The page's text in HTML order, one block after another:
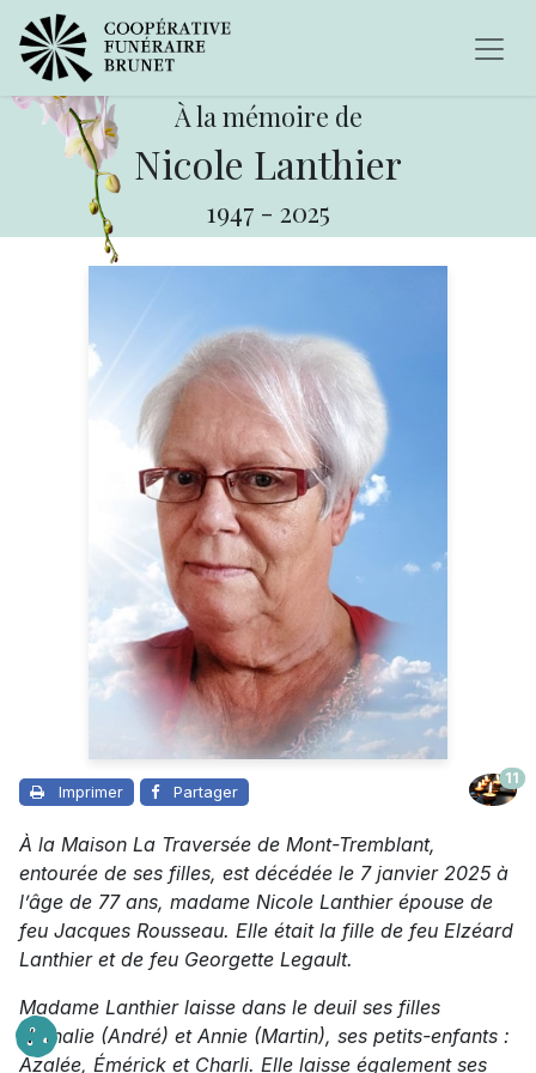
À la mémoire de
Nicole Lanthier
1947 - 2025
Imprimer Partager
11
À la Maison La Traversée de Mont-Tremblant,
entourée de ses filles, est décédée le 7 janvier 2025 à
l’âge de 77 ans, madame Nicole Lanthier épouse de
feu Jacques Rousseau. Elle était la fille de feu Elzéard
Lanthier et de feu Georgette Legault.
Madame Lanthier laisse dans le deuil ses filles
Nathalie (André) et Annie (Martin), ses petits-enfants :
Azalée, Émérick et Charli. Elle laisse également ses